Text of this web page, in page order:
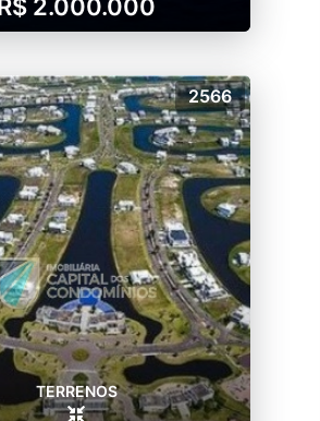
R$ 2.000.000
2566
TERRENOS